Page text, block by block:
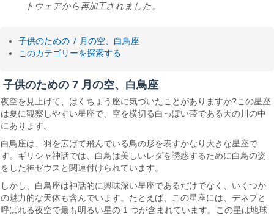
トウェアから再加工されました。
子供のための 7 月の空、白鳥座
このカテゴリーを探索する
子供のための 7 月の空、白鳥座
夜空を見上げて、はくちょう座に気づいたことがありますか?この星座
は夏に観察しやすい星座で、空を横切る白っぽい帯である天の川の中
にあります。
白鳥座は、羽を広げて飛んでいる鳥の形を表すかなり大きな星座で
す。ギリシャ神話では、白鳥は美しいレダを誘惑するために白鳥の姿
をした神ゼウスと関連付けられています。
しかし、白鳥座は神話的に興味深い星座であるだけでなく、いくつか
の魅力的な天体も含んでいます。たとえば、この星座には、デネブと
呼ばれる夜空で最も明るい星の 1 つが含まれています。この星は地球